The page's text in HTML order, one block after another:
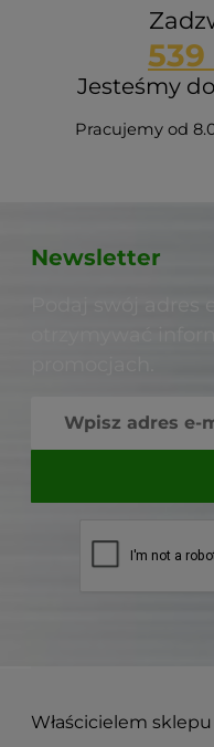
Jesteśmy
Pracujemy od
Newsletter
Właścicielem